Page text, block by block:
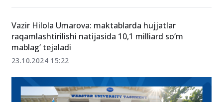
Vazir Hilola Umarova: maktablarda hujjatlar
raqamlashtirilishi natijasida 10,1 milliard so‘m
mablag‘ tejaladi
23.10.2024 15:22